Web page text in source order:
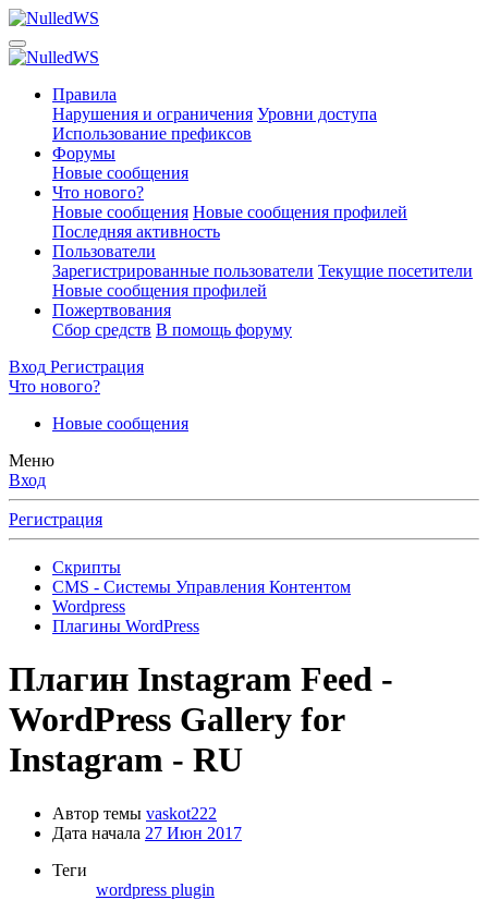
Правила
Нарушения и ограничения Уровни доступа
Использование префиксов
Форумы
Новые сообщения
Что нового?
Новые сообщения Новые сообщения профилей
Последняя активность
Пользователи
Зарегистрированные пользователи Текущие посетители
Новые сообщения профилей
Пожертвования
Сбор средств В помощь форуму
Вход Регистрация
Что нового?
Новые сообщения
Меню
Вход
Регистрация
Скрипты
CMS - Системы Управления Контентом
Wordpress
Плагины WordPress
Плагин Instagram Feed -
WordPress Gallery for
Instagram - RU
Автор темы vaskot222
Дата начала 27 Июн 2017
Теги
wordpress plugin